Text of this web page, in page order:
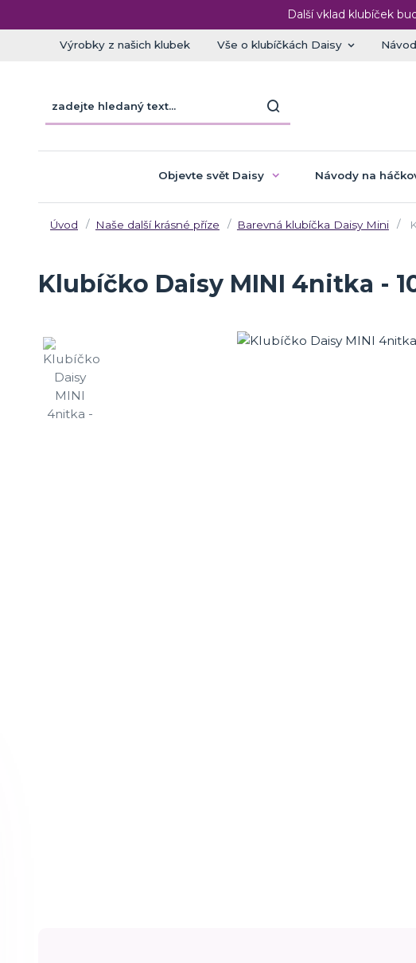
Další vklad klubíček
Výrobky z našich klubek Vše o klubíčkách Daisy
Objevte svět Daisy Návody na
Úvod Naše další krásné příze Barevná klubíčka Daisy Mini
Klubíčko Daisy MINI 4nitka -